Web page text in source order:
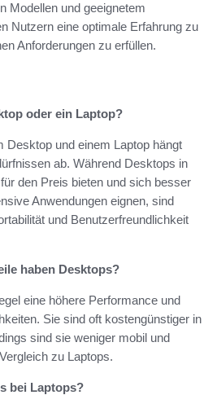
Modellen und geeignetem
Nutzern eine optimale Erfahrung zu
Anforderungen zu erfüllen.
oder ein Laptop?
Desktop und einem Laptop hängt
ab. Während Desktops in
den Preis bieten und sich besser
Anwendungen eignen, sind
und Benutzerfreundlichkeit
haben Desktops?
eine höhere Performance und
Sie sind oft kostengünstiger in
sind sie weniger mobil und
zu Laptops.
bei Laptops?